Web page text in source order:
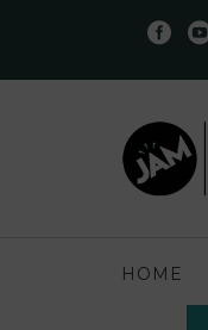
HOME